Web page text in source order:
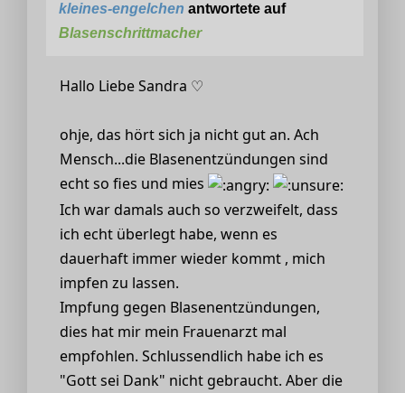
kleines-engelchen antwortete auf
Blasenschrittmacher
Hallo Liebe Sandra ♡
ohje, das hört sich ja nicht gut an. Ach
Mensch...die Blasenentzündungen sind
echt so fies und mies
Ich war damals auch so verzweifelt, dass
ich echt überlegt habe, wenn es
dauerhaft immer wieder kommt , mich
impfen zu lassen.
Impfung gegen Blasenentzündungen,
dies hat mir mein Frauenarzt mal
empfohlen. Schlussendlich habe ich es
"Gott sei Dank" nicht gebraucht. Aber die